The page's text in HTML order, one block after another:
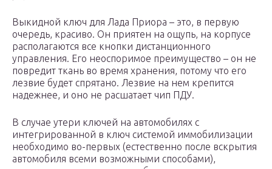
Выкидной ключ для Лада Приора – это, в первую
очередь, красиво. Он приятен на ощупь, на корпусе
располагаются все кнопки дистанционного
управления. Его неоспоримое преимущество – он не
повредит ткань во время хранения, потому что его
лезвие будет спрятано. Лезвие на нем крепится
надежнее, и оно не расшатает чип ПДУ.
В случае утери ключей на автомобилях с
интегрированной в ключ системой иммобилизации
необходимо во-первых (естественно после вскрытия
автомобиля всеми возможными способами),